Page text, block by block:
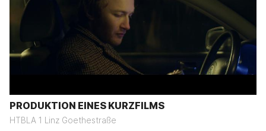
PRODUKTION EINES KURZFILMS
HTBLA 1 Linz Goethestraße